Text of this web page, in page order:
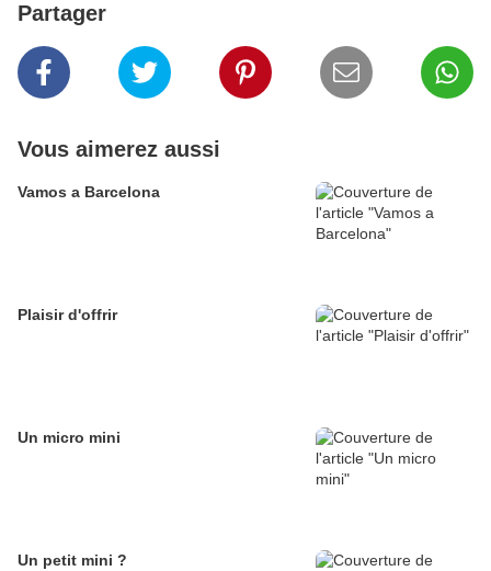
Partager
Vous aimerez aussi
Vamos a Barcelona
Plaisir d'offrir
Un micro mini
Un petit mini ?